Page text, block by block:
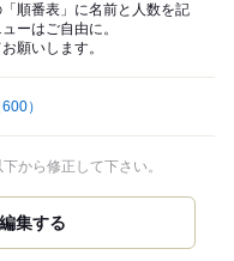
順番表」に名前と人数を記
ーはご自由に。
願いします。
600）
から修正して下さい。